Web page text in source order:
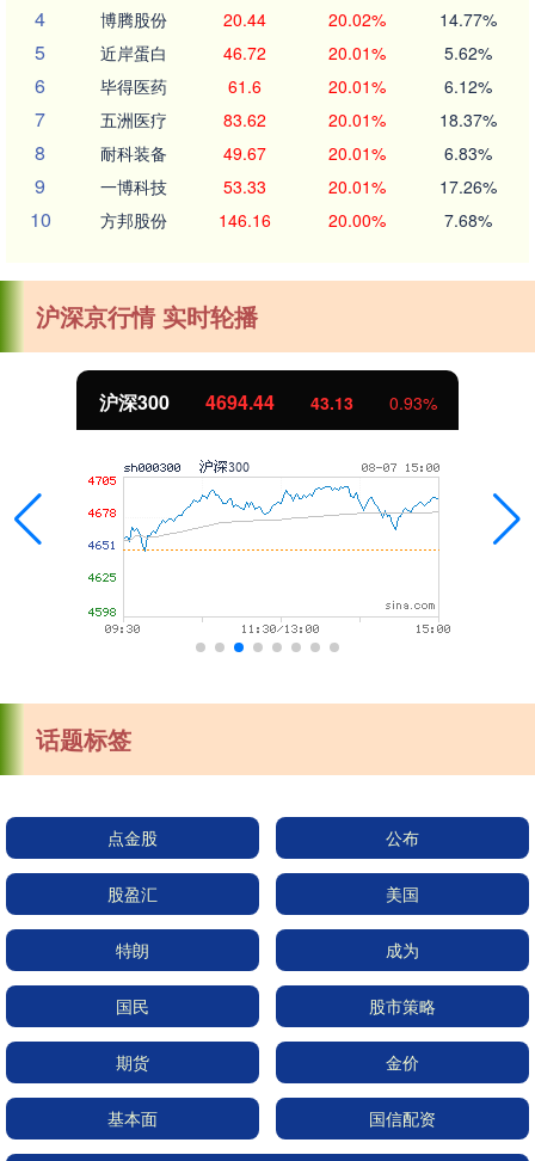
4 博腾股份 20.44 20.02% 14.77%
5 近岸蛋白 46.72 20.01% 5.62%
6 毕得医药 61.6 20.01% 6.12%
7 五洲医疗 83.62 20.01% 18.37%
8 耐科装备 49.67 20.01% 6.83%
9 一博科技 53.33 20.01% 17.26%
10 方邦股份 146.16 20.00% 7.68%
沪深京行情 实时轮播
沪深300 4694.44 43.13 0.93%
话题标签
点金股 公布
股盈汇 美国
特朗 成为
国民 股市策略
期货 金价
基本面 国信配资